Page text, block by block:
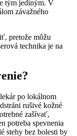
tým jediným. V
závažného
pretože môžu
technika je na
po lokálnom
rušivé kožné
zašívať,
potreba spevnenia
stehy bez bolesti by